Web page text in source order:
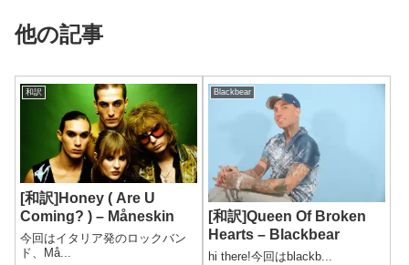
他の記事
和訳
[和訳]Honey ( Are U
Coming? ) – Måneskin
今回はイタリア発のロックバン
ド、Må...
Blackbear
[和訳]Queen Of Broken
Hearts – Blackbear
hi there!今回はblackb...